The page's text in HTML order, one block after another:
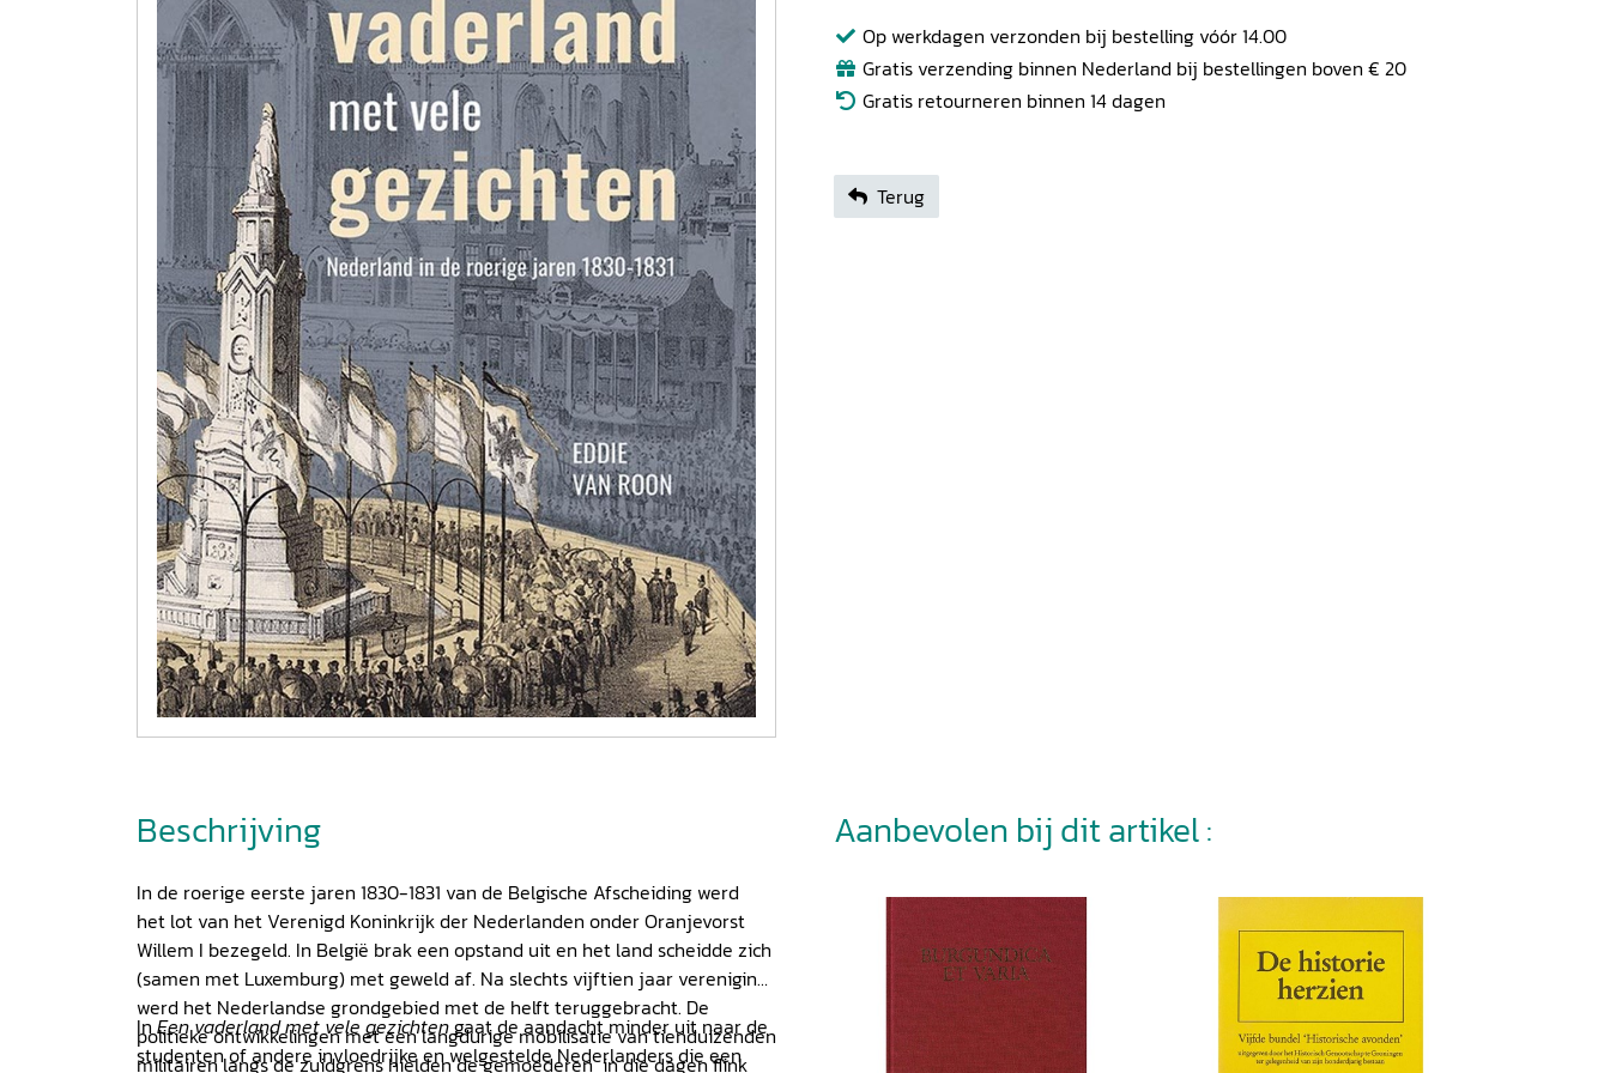
Op werkdagen verzonden bij bestelling vóór 14.00
Gratis verzending binnen Nederland bij bestellingen boven € 20
Gratis retourneren binnen 14 dagen
Terug
Beschrijving
In de roerige eerste jaren 1830-1831 van de Belgische Afscheiding werd
het lot van het Verenigd Koninkrijk der Nederlanden onder Oranjevorst
Willem I bezegeld. In België brak een opstand uit en het land scheidde zich
(samen met Luxemburg) met geweld af. Na slechts vijftien jaar vereniging
werd het Nederlandse grondgebied met de helft teruggebracht. De
politieke ontwikkelingen met een langdurige mobilisatie van tienduizenden
militairen langs de zuidgrens hielden de gemoederen in die dagen flink
InEen vaderland met vele gezichtengaat de aandacht minder uit naar de
studenten of andere invloedrijke en welgestelde Nederlanders die een
Aanbevolen bij dit artikel :